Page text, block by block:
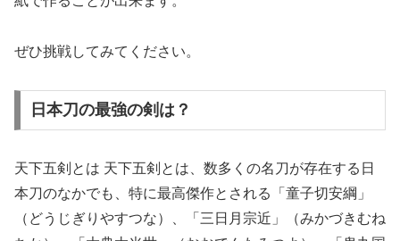
ぜひ挑戦してみてください。
日本刀の最強の剣は？
天下五剣とは 天下五剣とは、数多くの名刀が存在する日
本刀のなかでも、特に最高傑作とされる「童子切安綱」
（どうじぎりやすつな）、「三日月宗近」（みかづきむね